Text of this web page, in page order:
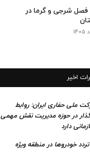
شرجی و گرما در
اخیر
ملی حفاری ایران: روابط
در حوزه مدیریت نقش مهمی
دارد
خودروها در منطقه ویژه